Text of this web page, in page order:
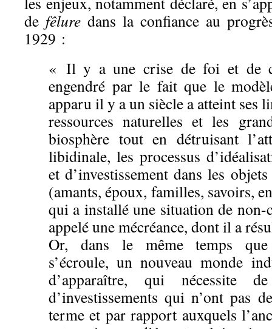
de fêlure dans la confiance au
1929 :
« Il y a une crise de foi et de
engendré par le fait que le
apparu il y a un siècle a atteint ses
ressources naturelles et les
biosphère tout en détruisant
libidinale, les processus
et d’investissement dans les
(amants, époux, familles, savoirs,
qui a installé une situation de non-
appelé une mécréance, dont il a
Or, dans le même temps que
s’écroule, un nouveau monde
d’apparaître, qui nécessite
d’investissements qui n’ont pas
terme et par rapport auxquels